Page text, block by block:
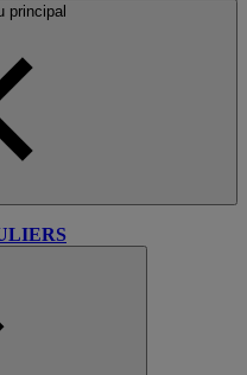
principal